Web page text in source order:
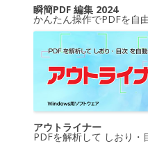
瞬簡PDF 編集 2024
かんたん操作でPDFを自
アウトライナー
PDFを解析して しおり・